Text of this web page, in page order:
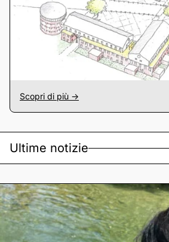
Scopri di più ->
Ultime notizie